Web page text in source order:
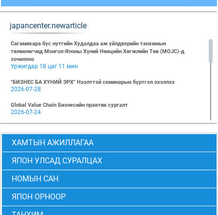
japancenter.newarticle
Сагамихара бүс нутгийн Худалдаа аж үйлдвэрийн танхимын
төлөөлөгчид Монгол-Японы Хүний Нөөцийн Хөгжлийн Төв (MOJC)-д
зочиллоо
Уржигдар 18 цаг 11 мин
"БИЗНЕС БА ХҮНИЙ ЭРХ" Нээлттэй семинарын бүртгэл эхэллээ
2026-07-28
Global Value Chain Бизнесийн практик сургалт
2026-07-24
2026-07-08
2026 БИЗНЕСИЙН ҮНДСЭН СУРГАЛТ-УДИРДЛАГЫН АНГИ 29 дэх элсэлт
2026-07-06
ЭЛСЭЛТИЙН “CEO” болон “PMP” АНГИЙН ТӨГСӨЛТ АМЖИЛТТАЙ БОЛЖ
ӨНДӨРЛӨВ
2026-06-24
Монгол-Японы төвөөс 2026 оны 6-р сарын 6-ны өдөр “Төслийн
ХАМТЫН АЖИЛЛАГАА
ЯПОН УЛСАД СУРАЛЦАХ
НОМЫН САН
ЯПОН ОРНООР